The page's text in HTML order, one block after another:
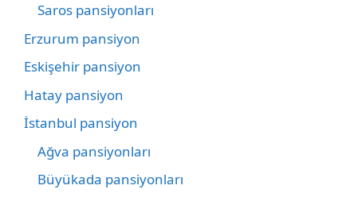
Saros pansiyonları
Erzurum pansiyon
Eskişehir pansiyon
Hatay pansiyon
İstanbul pansiyon
Ağva pansiyonları
Büyükada pansiyonları